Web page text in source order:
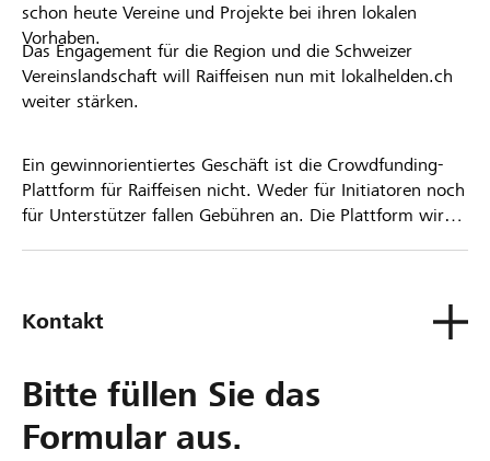
schon heute Vereine und Projekte bei ihren lokalen
Vorhaben.
Das Engagement für die Region und die Schweizer
Vereinslandschaft will Raiffeisen nun mit lokalhelden.ch
weiter stärken.
Ein gewinnorientiertes Geschäft ist die Crowdfunding-
Plattform für Raiffeisen nicht. Weder für Initiatoren noch
für Unterstützer fallen Gebühren an. Die Plattform wird
Kontakt
Bitte füllen Sie das
Formular aus.